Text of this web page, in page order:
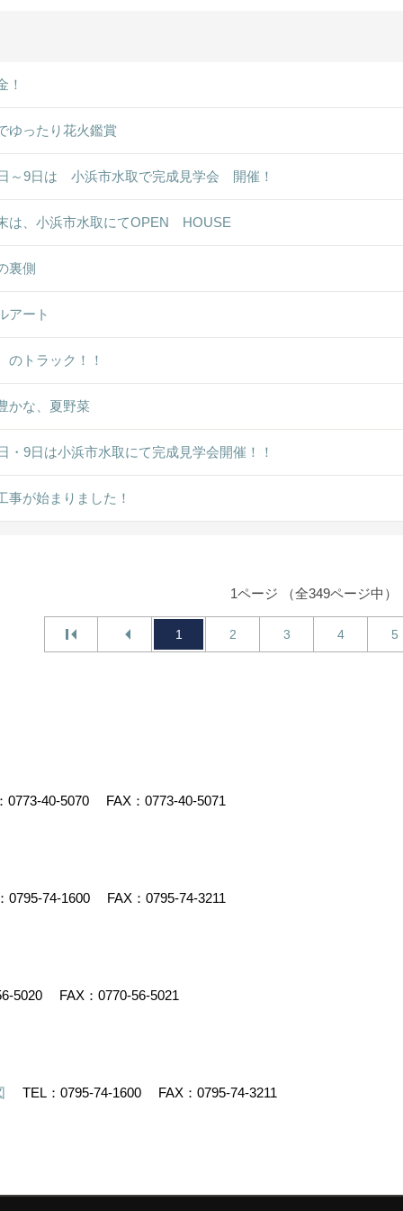
！
ゆったり花火鑑賞
～9日は 小浜市水取で完成見学会 開催！
は、小浜市水取にてOPEN HOUSE
裏側
アート
のトラック！！
かな、夏野菜
・9日は小浜市水取にて完成見学会開催！！
事が始まりました！
1ページ （全349ページ中）
1 2 3 4 5
0773-40-5070 FAX：0773-40-5071
0795-74-1600 FAX：0795-74-3211
5020 FAX：0770-56-5021
TEL： 0795-74-1600 FAX：0795-74-3211